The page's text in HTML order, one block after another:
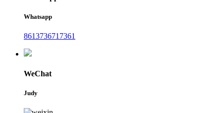
Whatsapp
8613736717361
WeChat
Judy